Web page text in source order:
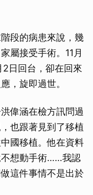
段的病患來說，幾
屬接受手術。11月
日回台，卻在回來
，旋即過世。
偉涵在檢方訊問過
也跟著見到了移植
國移植。他在資料
不想動手術……我認
這件事情不是出於